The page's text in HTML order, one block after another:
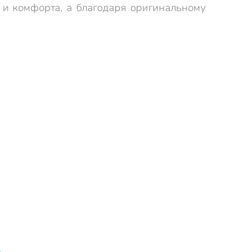
комфорта, а благодаря оригинальному